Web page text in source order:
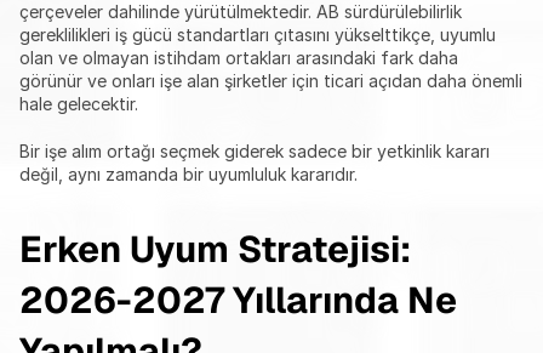
çerçeveler dahilinde yürütülmektedir. AB sürdürülebilirlik
gereklilikleri iş gücü standartları çıtasını yükselttikçe, uyumlu
olan ve olmayan istihdam ortakları arasındaki fark daha
görünür ve onları işe alan şirketler için ticari açıdan daha önemli
hale gelecektir.
Bir işe alım ortağı seçmek giderek sadece bir yetkinlik kararı
değil, aynı zamanda bir uyumluluk kararıdır.
Erken Uyum Stratejisi:
2026-2027 Yıllarında Ne